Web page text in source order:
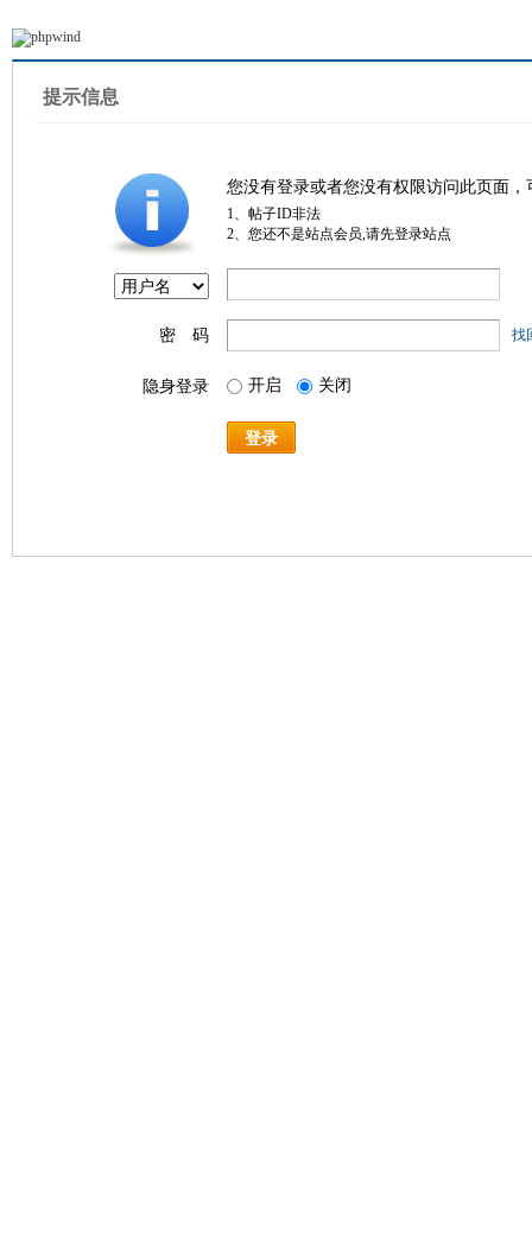
提示信息
您没有登录或者您没有权限访问此页面
1、帖子ID非法
2、您还不是站点会员,请先登录站点
密 码 找
隐身登录 开启 关闭
登录